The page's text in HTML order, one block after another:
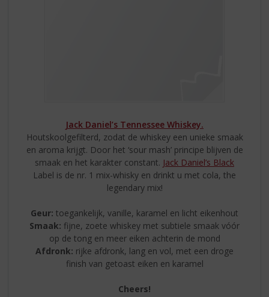
Jack Daniel’s Tennessee Whiskey.
Houtskoolgefilterd, zodat de whiskey een unieke smaak
en aroma krijgt. Door het ‘sour mash’ principe blijven de
smaak en het karakter constant. Jack Daniel’s Black
Label is de nr. 1 mix-whisky en drinkt u met cola, the
legendary mix!
Geur: toegankelijk, vanille, karamel en licht eikenhout
Smaak: fijne, zoete whiskey met subtiele smaak vóór
op de tong en meer eiken achterin de mond
Afdronk: rijke afdronk, lang en vol, met een droge
finish van getoast eiken en karamel
Cheers!